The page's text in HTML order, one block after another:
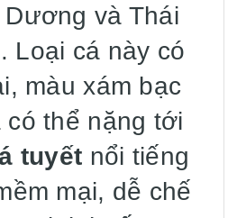
và Thái
Loại cá này có
màu xám bạc
có thể nặng tới
tuyết nổi tiếng
mại, dễ chế